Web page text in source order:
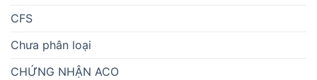
CFS
Chưa phân loại
CHỨNG NHẬN ACO